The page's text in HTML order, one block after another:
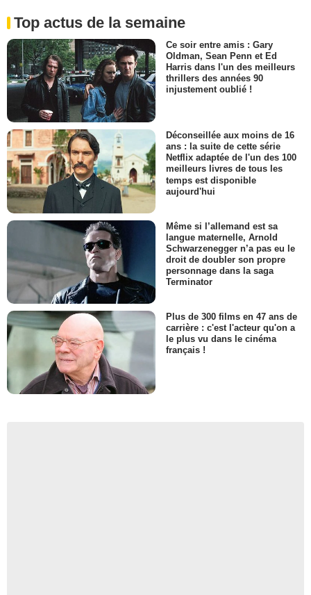
Top actus de la semaine
Ce soir entre amis : Gary
Oldman, Sean Penn et Ed
Harris dans l'un des meilleurs
thrillers des années 90
injustement oublié !
Déconseillée aux moins de 16
ans : la suite de cette série
Netflix adaptée de l'un des 100
meilleurs livres de tous les
temps est disponible
aujourd'hui
Même si l’allemand est sa
langue maternelle, Arnold
Schwarzenegger n’a pas eu le
droit de doubler son propre
personnage dans la saga
Terminator
Plus de 300 films en 47 ans de
carrière : c'est l'acteur qu'on a
le plus vu dans le cinéma
français !